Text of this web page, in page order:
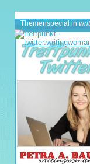
Themenspecial in